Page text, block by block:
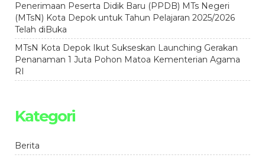
Penerimaan Peserta Didik Baru (PPDB) MTs Negeri
(MTsN) Kota Depok untuk Tahun Pelajaran 2025/2026
Telah diBuka
MTsN Kota Depok Ikut Sukseskan Launching Gerakan
Penanaman 1 Juta Pohon Matoa Kementerian Agama
RI
Kategori
Berita